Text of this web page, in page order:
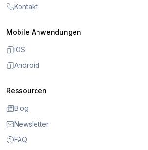
Kontakt
Mobile Anwendungen
iOS
Android
Ressourcen
Blog
Newsletter
FAQ